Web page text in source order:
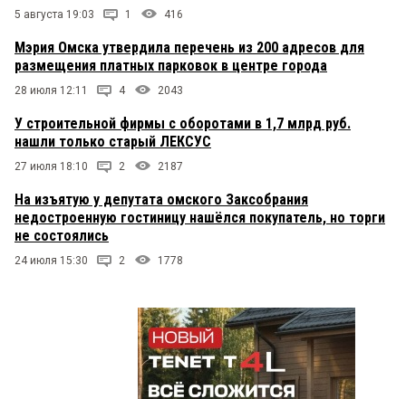
5 августа 19:03 1 416
Мэрия Омска утвердила перечень из 200 адресов для
размещения платных парковок в центре города
28 июля 12:11 4 2043
У строительной фирмы с оборотами в 1,7 млрд руб.
нашли только старый ЛЕКСУС
27 июля 18:10 2 2187
На изъятую у депутата омского Заксобрания
недостроенную гостиницу нашёлся покупатель, но торги
не состоялись
24 июля 15:30 2 1778